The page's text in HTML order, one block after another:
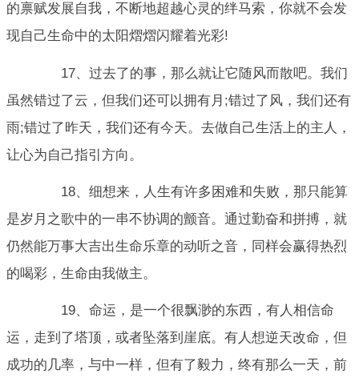
的禀赋发展自我，不断地超越心灵的绊马索，你就不会发
现自己生命中的太阳熠熠闪耀着光彩!
17、过去了的事，那么就让它随风而散吧。我们
虽然错过了云，但我们还可以拥有月;错过了风，我们还有
雨;错过了昨天，我们还有今天。去做自己生活上的主人，
让心为自己指引方向。
18、细想来，人生有许多困难和失败，那只能算
是岁月之歌中的一串不协调的颤音。通过勤奋和拼搏，就
仍然能万事大吉出生命乐章的动听之音，同样会赢得热烈
的喝彩，生命由我做主。
19、命运，是一个很飘渺的东西，有人相信命
运，走到了塔顶，或者坠落到崖底。有人想逆天改命，但
成功的几率，与中一样，但有了毅力，终有那么一天，前